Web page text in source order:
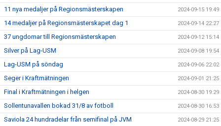
11 nya medaljer på Regionsmästerskapen 2024-09-15 19:49
14 medaljer på Regionsmästerskapet dag 1 2024-09-14 22:27
37 ungdomar till Regionsmästerskapen 2024-09-12 15:14
Silver på Lag-USM 2024-09-08 19:54
Lag-USM på söndag 2024-09-06 22:02
Seger i Kraftmätningen 2024-09-01 21:25
Final i Kraftmätningen i helgen 2024-08-30 19:29
Sollentunavallen bokad 31/8 av fotboll 2024-08-30 16:53
Saviola 24 hundradelar från semifinal på JVM 2024-08-29 21:25